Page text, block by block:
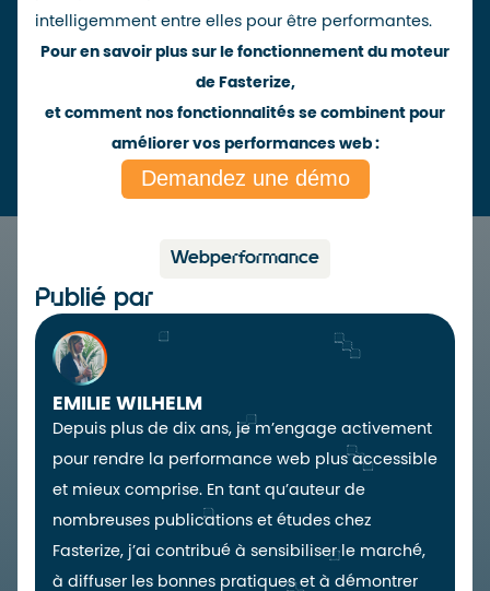
intelligemment entre elles pour être performantes.
Pour en savoir plus sur le fonctionnement du moteur
de Fasterize,
et comment nos fonctionnalités se combinent pour
améliorer vos performances web :
Demandez une démo
Webperformance
Publié par
EMILIE WILHELM
Depuis plus de dix ans, je m’engage activement
pour rendre la performance web plus accessible
et mieux comprise. En tant qu’auteur de
nombreuses publications et études chez
Fasterize, j’ai contribué à sensibiliser le marché,
à diffuser les bonnes pratiques et à démontrer